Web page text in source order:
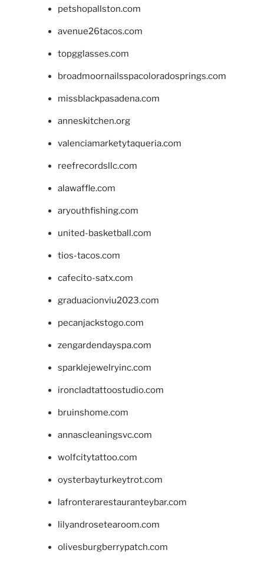
petshopallston.com
avenue26tacos.com
topgglasses.com
broadmoornailsspacoloradosprings.com
missblackpasadena.com
anneskitchen.org
valenciamarketytaqueria.com
reefrecordsllc.com
alawaffle.com
aryouthfishing.com
united-basketball.com
tios-tacos.com
cafecito-satx.com
graduacionviu2023.com
pecanjackstogo.com
zengardendayspa.com
sparklejewelryinc.com
ironcladtattoostudio.com
bruinshome.com
annascleaningsvc.com
wolfcitytattoo.com
oysterbayturkeytrot.com
lafronterarestauranteybar.com
lilyandrosetearoom.com
olivesburgberrypatch.com